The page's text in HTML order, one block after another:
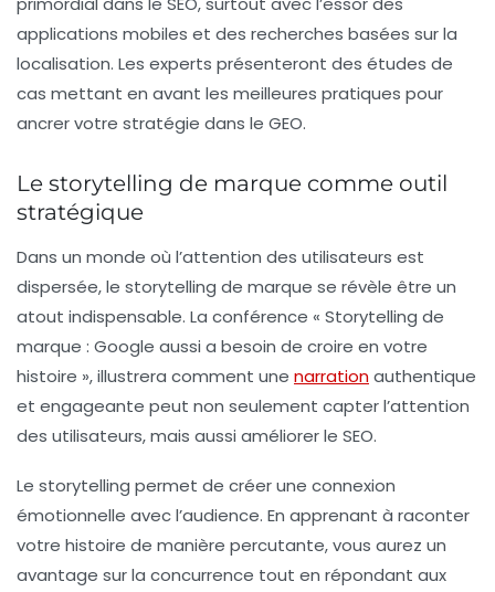
applications mobiles et des recherches basées sur la
localisation. Les experts présenteront des études de
cas mettant en avant les meilleures pratiques pour
ancrer votre stratégie dans le GEO.
Le storytelling de marque comme outil
stratégique
Dans un monde où l’attention des utilisateurs est
dispersée, le storytelling de marque se révèle être un
atout indispensable. La conférence « Storytelling de
marque : Google aussi a besoin de croire en votre
histoire », illustrera comment une narrationauthentique
et engageante peut non seulement capter l’attention
des utilisateurs, mais aussi améliorer le SEO.
Le storytelling permet de créer une connexion
émotionnelle avec l’audience. En apprenant à raconter
votre histoire de manière percutante, vous aurez un
avantage sur la concurrence tout en répondant aux